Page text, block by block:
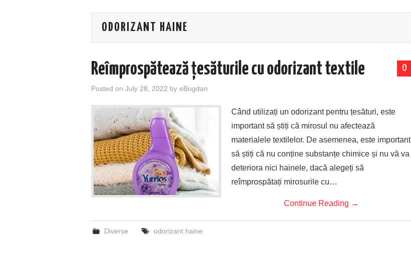
ODORIZANT HAINE
0
Reîmprospătează țesăturile cu odorizant textile
Posted on July 28, 2022 by eBogdan
Când utilizați un odorizant pentru țesături, este
important să știți că mirosul nu afectează
materialele textilelor. De asemenea, este important
să știți că nu conține substanțe chimice și nu vă va
deteriora nici hainele, dacă alegeți să
reîmprospătați mirosurile cu…
Continue Reading →
Diverse odorizant haine